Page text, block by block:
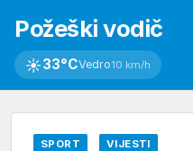
Požeški vodič
☀33°CVedro10 km/h
SPORT VIJESTI